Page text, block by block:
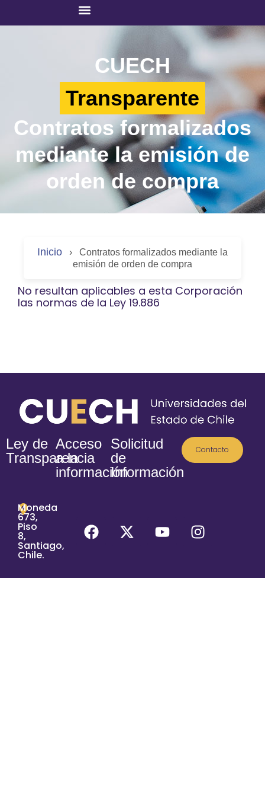
CUECH
Transparente
Contratos formalizados
mediante la emisión de
orden de compra
Inicio ›
Contratos formalizados mediante la
emisión de orden de compra
No resultan aplicables a esta Corporación
las normas de la Ley 19.886
Ley de
Transparencia
Acceso
a la
información
Solicitud
de
Información
Contacto
Moneda
673,
Piso
8,
Santiago,
Chile.